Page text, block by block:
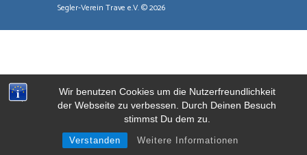
Wir benutzen Cookies um die Nutzerfreundlichkeit
der Webseite zu verbessen. Durch Deinen Besuch
stimmst Du dem zu.
Verstanden Weitere Informationen
Segler-Verein Trave e.V. © 2026